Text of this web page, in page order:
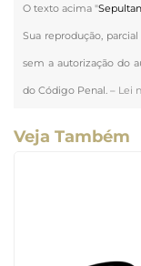
O texto acima "
Sua reprodução,
sem a autorização do
do Código Penal. – Lei
Veja Também